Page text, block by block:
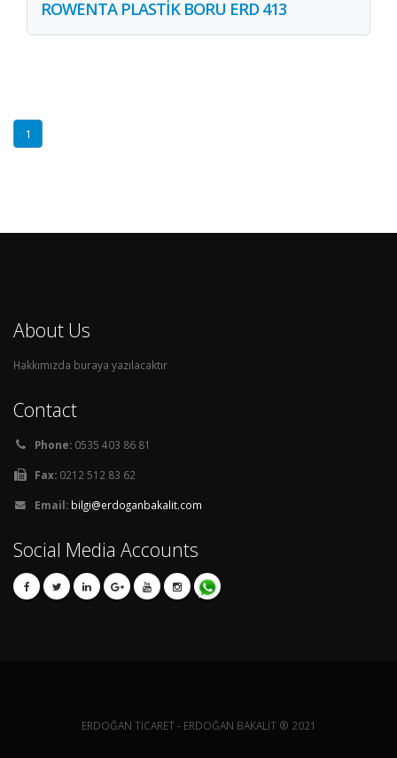
ROWENTA PLASTİK BORU ERD 413
1
About Us
Hakkımızda buraya yazılacaktır
Contact
Phone: 0535 403 86 81
Fax: 0212 512 83 62
Email: bilgi@erdoganbakalit.com
Social Media Accounts
ERDOĞAN TİCARET - ERDOĞAN BAKALİT ® 2021